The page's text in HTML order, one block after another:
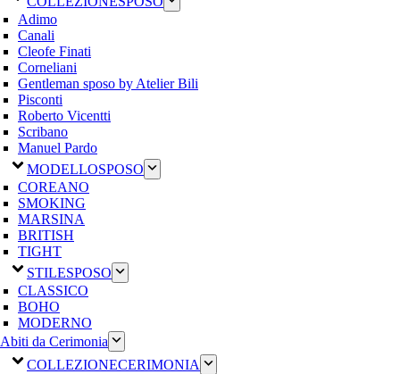
Adimo
Canali
Cleofe Finati
Corneliani
Gentleman sposo by Atelier Bili
Pisconti
Roberto Vicentti
Scribano
Manuel Pardo
MODELLOSPOSO
COREANO
SMOKING
MARSINA
BRITISH
TIGHT
STILESPOSO
CLASSICO
BOHO
MODERNO
Abiti da Cerimonia
COLLEZIONECERIMONIA